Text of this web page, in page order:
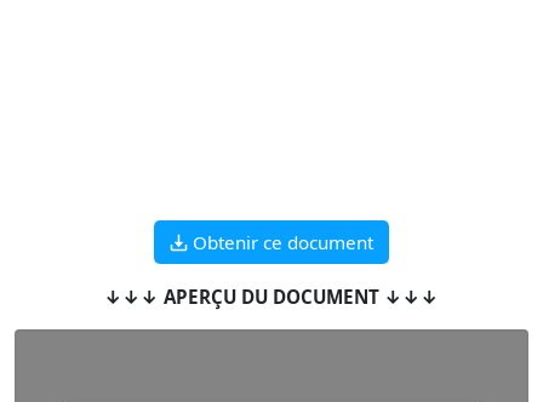
Obtenir ce document
↓↓↓ APERÇU DU DOCUMENT ↓↓↓